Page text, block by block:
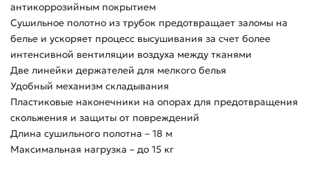
антикоррозийным покрытием
Сушильное полотно из трубок предотвращает заломы на
белье и ускоряет процесс высушивания за счет более
интенсивной вентиляции воздуха между тканями
Две линейки держателей для мелкого белья
Удобный механизм складывания
Пластиковые наконечники на опорах для предотвращения
скольжения и защиты от повреждений
Длина сушильного полотна – 18 м
Максимальная нагрузка – до 15 кг